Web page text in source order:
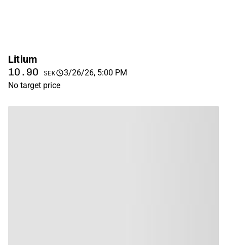
Litium
10.90 SEK
3/26/26, 5:00 PM
No target price